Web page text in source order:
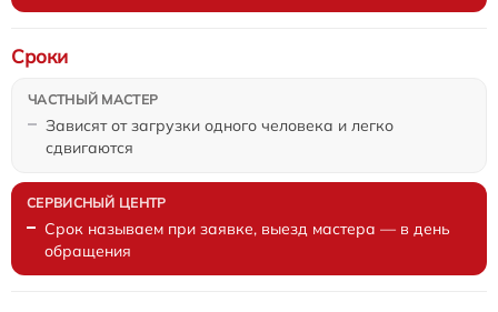
Зависят от загрузки одного человека и легко
сдвигаются
Сроки
Срок называем при заявке, выезд мастера — в день
обращения